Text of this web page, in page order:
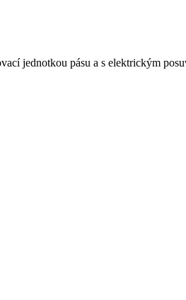
jednotkou pásu a s elektrickým